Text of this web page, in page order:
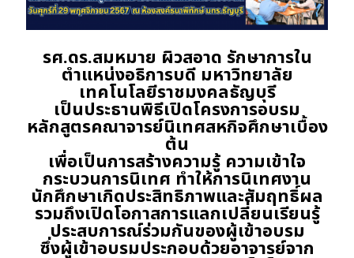
รศ.ดร.สมหมาย ผิวสอาด รักษาการใน
ตำแหน่งอธิการบดี มหาวิทยาลัย
เทคโนโลยีราชมงคลธัญบุรี
เป็นประธานพิธีเปิดโครงการอบรม
หลักสูตรคณาจารย์นิเทศสหกิจศึกษาเบื้อง
ต้น
เพื่อเป็นการสร้างความรู้ ความเข้าใจ
กระบวนการนิเทศ ทำให้การนิเทศงาน
นักศึกษาเกิดประสิทธิภาพและสัมฤทธิ์ผล
รวมถึงเปิดโอกาสการแลกเปลี่ยนเรียนรู้
ประสบการณ์ร่วมกันของผู้เข้าอบรม
ซึ่งผู้เข้าอบรมประกอบด้วยอาจารย์จาก